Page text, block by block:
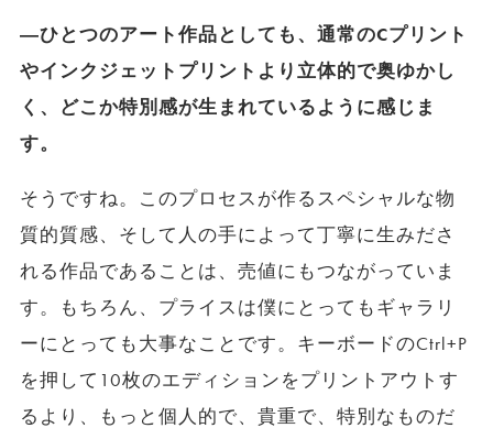
―ひとつのアート作品としても、通常のCプリント
やインクジェットプリントより立体的で奥ゆかし
く、どこか特別感が生まれているように感じま
す。
そうですね。このプロセスが作るスペシャルな物
質的質感、そして人の手によって丁寧に生みださ
れる作品であることは、売値にもつながっていま
す。もちろん、プライスは僕にとってもギャラリ
ーにとっても大事なことです。キーボードのCtrl+P
を押して10枚のエディションをプリントアウトす
るより、もっと個人的で、貴重で、特別なものだ